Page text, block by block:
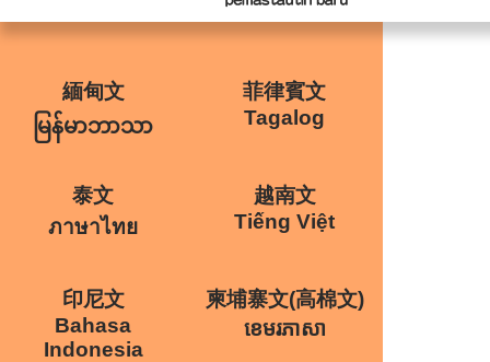
緬甸文
မြန်မာဘာသာ
菲律賓文
Tagalog
泰文
ภาษาไทย
越南文
Tiếng Việt
印尼文
Bahasa
Indonesia
柬埔寨文(高棉文)
ខេមរភាសា